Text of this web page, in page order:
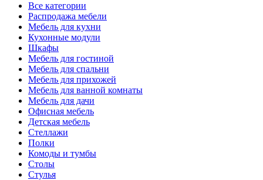
Все категории
Распродажа мебели
Мебель для кухни
Кухонные модули
Шкафы
Мебель для гостиной
Мебель для спальни
Мебель для прихожей
Мебель для ванной комнаты
Мебель для дачи
Офисная мебель
Детская мебель
Стеллажи
Полки
Комоды и тумбы
Столы
Стулья